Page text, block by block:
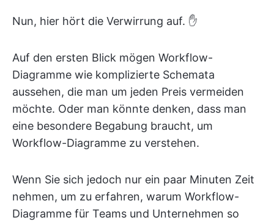
Nun, hier hört die Verwirrung auf. ✋
Auf den ersten Blick mögen Workflow-
Diagramme wie komplizierte Schemata
aussehen, die man um jeden Preis vermeiden
möchte. Oder man könnte denken, dass man
eine besondere Begabung braucht, um
Workflow-Diagramme zu verstehen.
Wenn Sie sich jedoch nur ein paar Minuten Zeit
nehmen, um zu erfahren, warum Workflow-
Diagramme für Teams und Unternehmen so